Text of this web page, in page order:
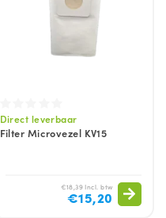
Direct leverbaar
Filter Microvezel KV15
€18,39 Incl. btw
€15,20